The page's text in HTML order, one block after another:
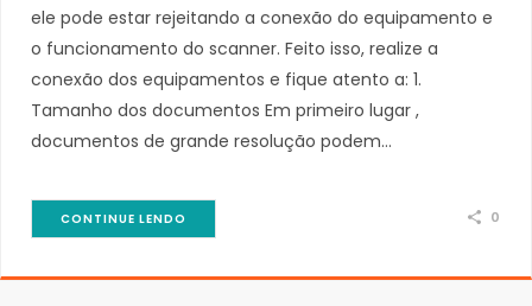
ele pode estar rejeitando a conexão do equipamento e
o funcionamento do scanner. Feito isso, realize a
conexão dos equipamentos e fique atento a: 1.
Tamanho dos documentos Em primeiro lugar ,
documentos de grande resolução podem…
CONTINUE LENDO 0